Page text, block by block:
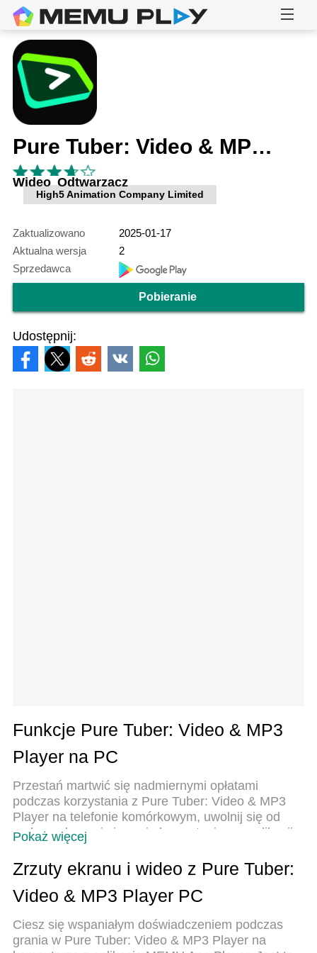
Pure Tuber: Video & MP3 Player
Wideo Odtwarzacz
High5 Animation Company Limited
Zaktualizowano
2025-01-17
Aktualna wersja
2
Sprzedawca
Pobieranie
Udostępnij:
Funkcje Pure Tuber: Video & MP3
Player na PC
Przestań martwić się nadmiernymi opłatami
podczas korzystania z Pure Tuber: Video & MP3
Player na telefonie komórkowym, uwolnij się od
małego ekranu i ciesz się korzystaniem z aplikacji
na znacznie większym wyświetlaczu. Od teraz
korzystaj z aplikacji na pełnym ekranie za pomocą
klawiatury i myszy. MEmu oferuje wszystkie
zaskakujące funkcje, których się spodziewałeś:
sterowanie, koniec z ograniczeniami baterii, danych
mobilnych i niepokojących połączeń. Zupełnie nowy
Pokaż więcej
Zrzuty ekranu i wideo z Pure Tuber:
Video & MP3 Player PC
Ciesz się wspaniałym doświadczeniem podczas
grania w Pure Tuber: Video & MP3 Player na